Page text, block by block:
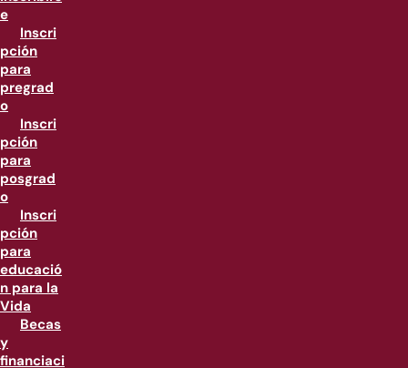
e
Inscri
pción
para
pregrad
o
Inscri
pción
para
posgrad
o
Inscri
pción
para
educació
n para la
Vida
Becas
y
financiaci